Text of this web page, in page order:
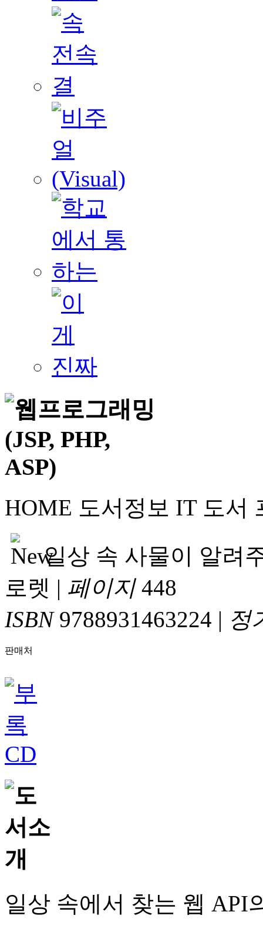
HOME 도서정보 IT 도서
일상 속 사물이 알려
로렛 | 페이지448
ISBN9788931463224 | 정
판매처
일상 속에서 찾는 웹 API